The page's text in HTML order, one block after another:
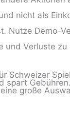
nicht als
Nutze Demo-
und Verluste zu
Schweizer
große